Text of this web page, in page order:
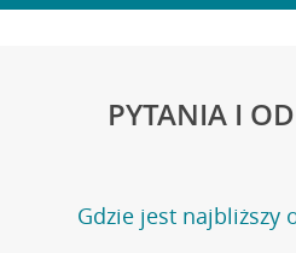
PYTANIA I
Gdzie jest najbliższy